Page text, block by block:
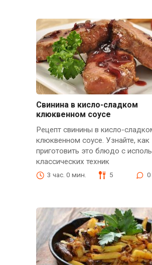
Свинина в кисло-сладком
клюквенном соусе
Рецепт свинины в кисло-
клюквенном соусе. Узнайте, как
приготовить это блюдо с
классических техник
3 час. 0 мин. 5 0